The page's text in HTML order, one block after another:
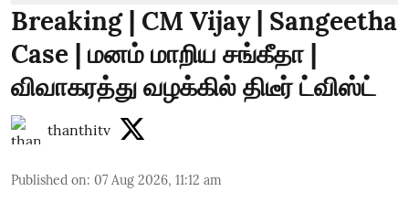
Breaking | CM Vijay | Sangeetha
Case | மனம் மாறிய சங்கீதா |
விவாகரத்து வழக்கில் திடீர் ட்விஸ்ட்
thanthitv
Published on: 07 Aug 2026, 11:12 am